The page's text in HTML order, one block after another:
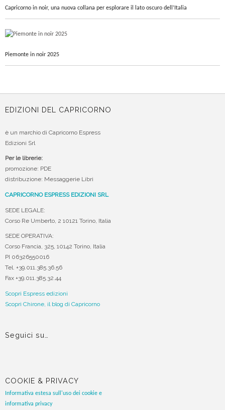
Capricorno in noir, una nuova collana per esplorare il lato oscuro dell’Italia
Piemonte in noir 2025
EDIZIONI DEL CAPRICORNO
è un marchio di Capricorno Espress
Edizioni Srl
Per le librerie:
promozione: PDE
distribuzione: Messaggerie Libri
CAPRICORNO ESPRESS EDIZIONI SRL
SEDE LEGALE:
Corso Re Umberto, 2 10121 Torino, Italia
SEDE OPERATIVA:
Corso Francia, 325, 10142 Torino, Italia
PI 06326550016
Tel. +39.011.385.36.56
Fax +39.011.385.32.44
Scopri Espress edizioni
Scopri Chirone, il blog di Capricorno
Seguici su…
COOKIE & PRIVACY
Informativa estesa sull'uso dei cookie e
informativa privacy